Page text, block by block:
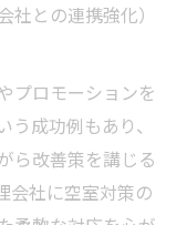
社との連携強化）
プロモーションを
成功例もあり、
ら改善策を講じる
会社に空室対策の